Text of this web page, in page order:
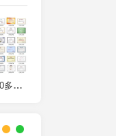
PSD素材 – 200多种类型证书PSD源码